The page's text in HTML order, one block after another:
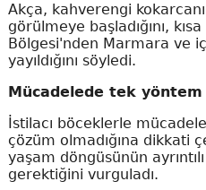
Akça, kahverengi
görülmeye başladığını,
Bölgesi'nden Marmara ve
yayıldığını söyledi.
Mücadelede tek
İstilacı böceklerle
çözüm olmadığına dikkati
yaşam döngüsünün
gerektiğini vurguladı.